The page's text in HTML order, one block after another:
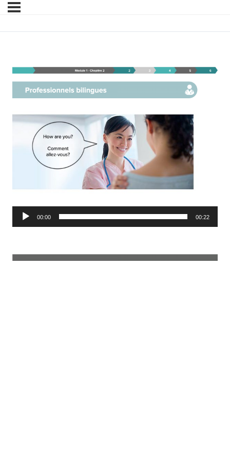
Module 1 – Chapitre 2
Lecteur
audio
00:00 00:22